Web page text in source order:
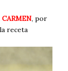
CARMEN, por
receta